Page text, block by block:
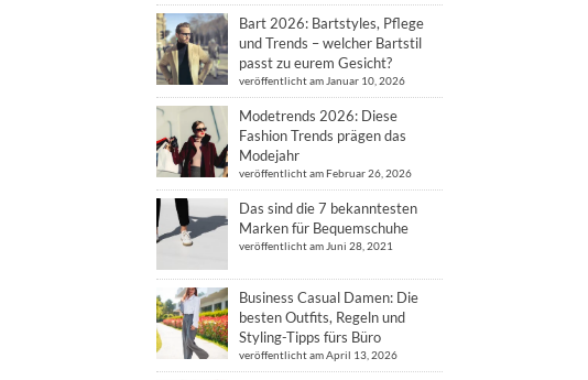
Bart 2026: Bartstyles, Pflege
und Trends – welcher Bartstil
passt zu eurem Gesicht?
veröffentlicht am Januar 10, 2026
Modetrends 2026: Diese
Fashion Trends prägen das
Modejahr
veröffentlicht am Februar 26, 2026
Das sind die 7 bekanntesten
Marken für Bequemschuhe
veröffentlicht am Juni 28, 2021
Business Casual Damen: Die
besten Outfits, Regeln und
Styling-Tipps fürs Büro
veröffentlicht am April 13, 2026